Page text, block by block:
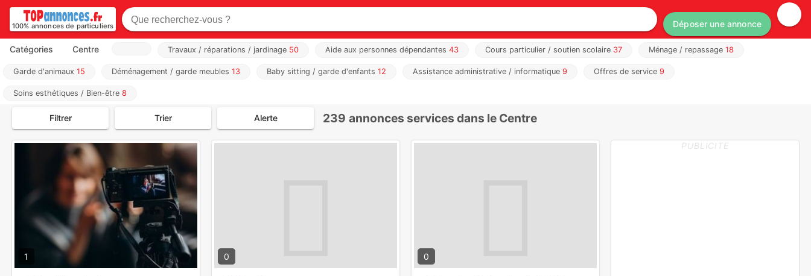
100% annonces de particuliers Déposer une annonce
Catégories Centre Travaux / réparations / jardinage 50 Aide aux personnes dépendantes 43 Cours particulier / soutien scolaire 37 Ménage / repassage 18
Garde d'animaux 15 Déménagement / garde meubles 13 Baby sitting / garde d'enfants 12 Assistance administrative / informatique 9 Offres de service 9
Soins esthétiques / Bien-être 8
Filtrer Trier Alerte 239 annonces services dans le Centre
1 0 0
PUBLICITE